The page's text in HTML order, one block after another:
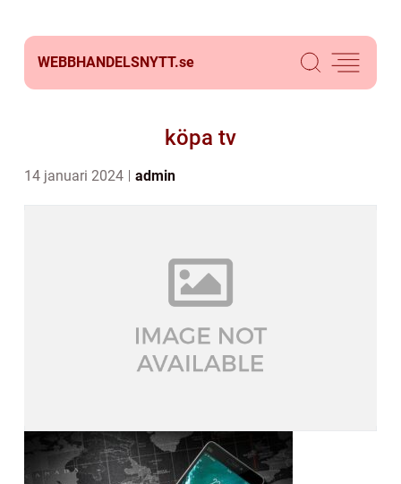
WEBBHANDELSNYTT.se
köpa tv
14 januari 2024 admin